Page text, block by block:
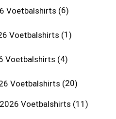
Voetbalshirts 6
Voetbalshirts 1
Voetbalshirts 4
Voetbalshirts 20
Voetbalshirts 11